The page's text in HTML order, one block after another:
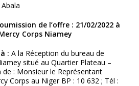
de l’offre : 21/02/2022 à
Corps Niamey
: A la Réception du bureau de
situé au Quartier Plateau –
de : Monsieur le Représentant
Corps au Niger BP : 10 632 ; Tél :